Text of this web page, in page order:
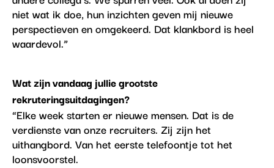
niet wat ik doe, hun inzichten geven mij nieuwe
perspectieven en omgekeerd. Dat klankbord is heel
waardevol.”
Wat zijn vandaag jullie grootste
rekruteringsuitdagingen?
“Elke week starten er nieuwe mensen. Dat is de
verdienste van onze recruiters. Zij zijn het
uithangbord. Van het eerste telefoontje tot het
loonsvoorstel.